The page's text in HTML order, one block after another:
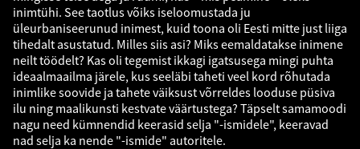
inimtühi. See taotlus võiks iseloomustada ju
üleurbaniseerunud inimest, kuid toona oli Eesti mitte just liiga
tihedalt asustatud. Milles siis asi? Miks eemaldatakse inimene
neilt töödelt? Kas oli tegemist ikkagi igatsusega mingi puhta
ideaalmaailma järele, kus seeläbi taheti veel kord rõhutada
inimlike soovide ja tahete väiksust võrreldes looduse püsiva
ilu ning maalikunsti kestvate väärtustega? Täpselt samamoodi
nagu need kümnendid keerasid selja "-ismidele", keeravad
nad selja ka nende "-ismide" autoritele.